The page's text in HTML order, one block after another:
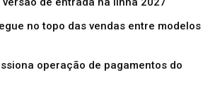
no topo das vendas entre modelos
operação de pagamentos do